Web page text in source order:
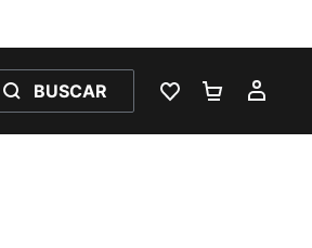
BUSCAR
LISTA DE